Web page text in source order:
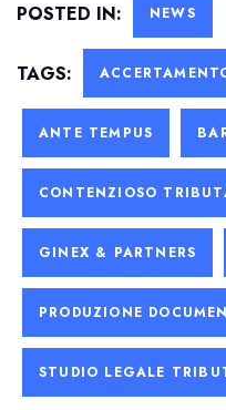
POSTED IN: NEWS
TAGS:
ANTE TEMPUS
CONTENZIOSO
GINEX & PARTNERS
PRODUZIONE
STUDIO LEGALE